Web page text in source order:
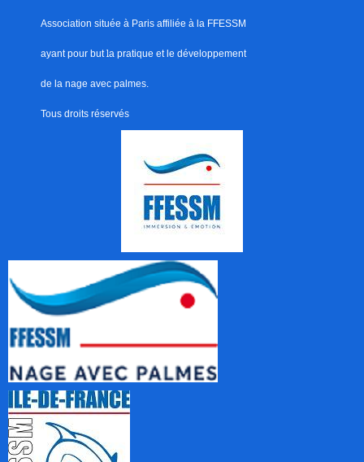
Association située à Paris affiliée à la FFESSM
ayant pour but la pratique et le développement
de la nage avec palmes.
Tous droits réservés